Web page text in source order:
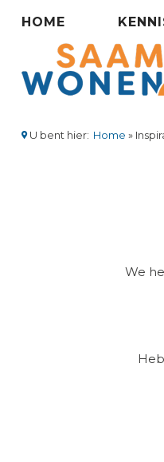
gaan
menu
HOME
U bent hier: Home
We